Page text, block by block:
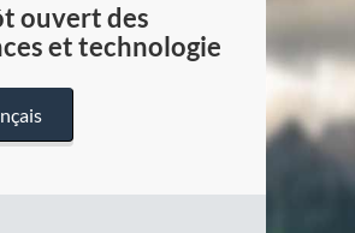
ouvert des
et technologie